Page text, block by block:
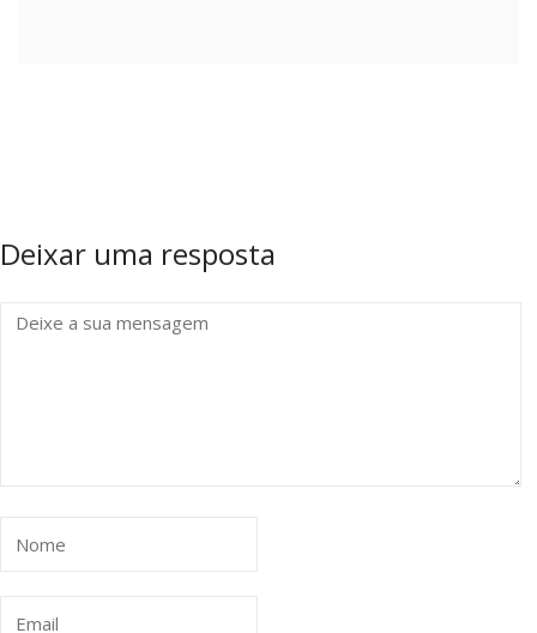
Deixar uma resposta